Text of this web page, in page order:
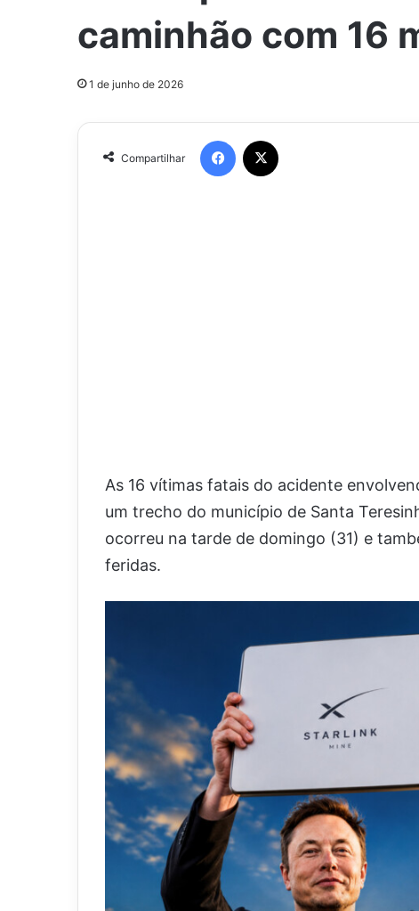
caminhão com 16
1 de junho de 2026
Compartilhar
Facebook
As 16 vítimas fatais do acidente
um trecho do município de Santa
ocorreu na tarde de domingo (31) e
feridas.